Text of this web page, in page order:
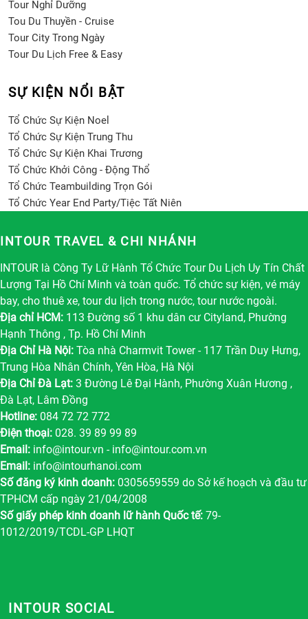
Tour Nghỉ Dưỡng
Tou Du Thuyền - Cruise
Tour City Trong Ngày
Tour Du Lịch Free & Easy
SỰ KIỆN NỔI BẬT
Tổ Chức Sự Kiện Noel
Tổ Chức Sự Kiện Trung Thu
Tổ Chức Sự Kiện Khai Trương
Tổ Chức Khởi Công - Động Thổ
Tổ Chức Teambuilding Trọn Gói
Tổ Chức Year End Party/Tiệc Tất Niên
INTOUR TRAVEL & CHI NHÁNH
INTOUR là Công Ty Lữ Hành Tổ Chức Tour Du Lịch Uy Tín Chất
Lượng Tại Hồ Chí Minh và toàn quốc. Tổ chức sự kiện, vé máy
bay, cho thuê xe, tour du lịch trong nước, tour nước ngoài.
Địa chỉ HCM: 113 Đường số 1 khu dân cư Cityland, Phường
Hạnh Thông , Tp. Hồ Chí Minh
Địa Chỉ Hà Nội: Tòa nhà Charmvit Tower - 117 Trần Duy Hưng,
Trung Hòa Nhân Chính, Yên Hòa, Hà Nội
Địa Chỉ Đà Lạt: 3 Đường Lê Đại Hành, Phường Xuân Hương ,
Đà Lạt, Lâm Đồng
Hotline: 084 72 72 772
Điện thoại: 028. 39 89 99 89
Email: info@intour.vn - info@intour.com.vn
Email: info@intourhanoi.com
Số đăng ký kinh doanh: 0305659559 do Sở kế hoạch và đầu tư
TPHCM cấp ngày 21/04/2008
Số giấy phép kinh doanh lữ hành Quốc tế: 79-
1012/2019/TCDL-GP LHQT
INTOUR SOCIAL